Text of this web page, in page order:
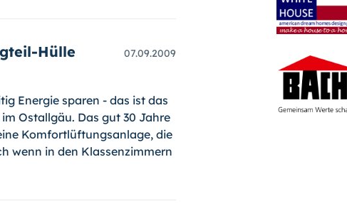
Hülle
07.09.2009
Energie sparen - das ist das
Ostall­gäu. Das gut 30 Jahre
Komfortlüftungsanlage, die
wenn in den Klassenzimmern